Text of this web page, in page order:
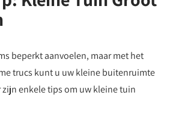
beperkt aanvoelen, maar met het
trucs kunt u uw kleine buitenruimte
enkele tips om uw kleine tuin